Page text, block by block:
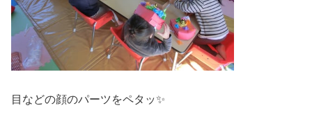
目などの顔のパーツをペタッ✨